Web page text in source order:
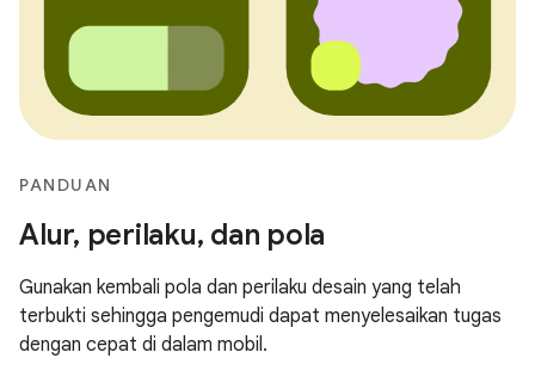
PANDUAN
Alur, perilaku, dan pola
Gunakan kembali pola dan perilaku desain yang telah
terbukti sehingga pengemudi dapat menyelesaikan tugas
dengan cepat di dalam mobil.